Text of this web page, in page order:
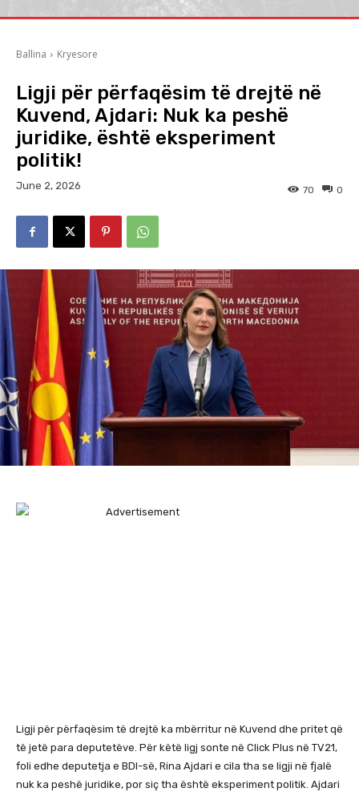
Ballina Kryesore
Ligji për përfaqësim të drejtë në
Kuvend, Ajdari: Nuk ka peshë
juridike, është eksperiment
politik!
June 2, 2026 0
70
Ligji për përfaqësim të drejtë ka mbërritur në Kuvend dhe pritet që
të jetë para deputetëve. Për këtë ligj sonte në Click Plus në TV21,
foli edhe deputetja e BDI-së, Rina Ajdari e cila tha se ligji në fjalë
nuk ka peshë juridike, por siç tha është eksperiment politik. Ajdari